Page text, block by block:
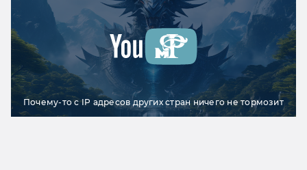
Почему-то с IP адресов других стран ничего не тормозит